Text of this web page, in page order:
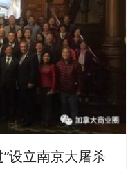
设立南京大屠杀